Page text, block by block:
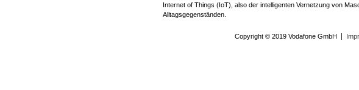
Internet of Things (IoT), also der intelligenten Vernetzung von
Alltagsgegenständen.
Copyright © 2019 Vodafone GmbH